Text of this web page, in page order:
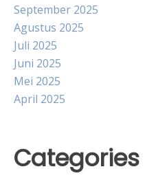
September 2025
Agustus 2025
Juli 2025
Juni 2025
Mei 2025
April 2025
Categories